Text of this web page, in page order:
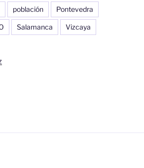
población Pontevedra
Salamanca Vizcaya